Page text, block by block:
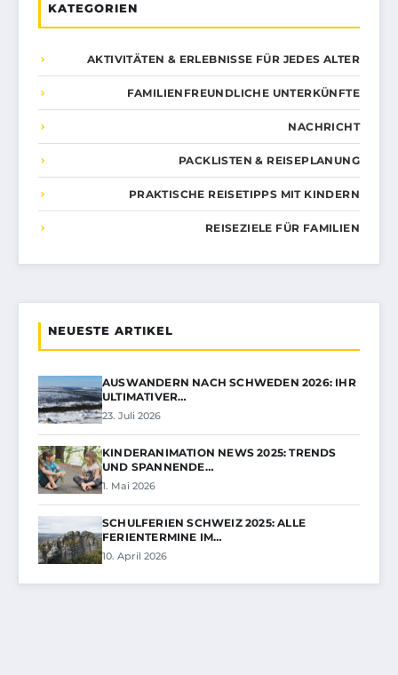
KATEGORIEN
AKTIVITÄTEN & ERLEBNISSE FÜR JEDES ALTER
FAMILIENFREUNDLICHE UNTERKÜNFTE
NACHRICHT
PACKLISTEN & REISEPLANUNG
PRAKTISCHE REISETIPPS MIT KINDERN
REISEZIELE FÜR FAMILIEN
NEUESTE ARTIKEL
AUSWANDERN NACH SCHWEDEN 2026: IHR
ULTIMATIVER…
23. Juli 2026
KINDERANIMATION NEWS 2025: TRENDS
UND SPANNENDE…
1. Mai 2026
SCHULFERIEN SCHWEIZ 2025: ALLE
FERIENTERMINE IM…
10. April 2026